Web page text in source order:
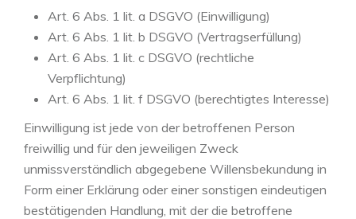
Art. 6 Abs. 1 lit. a DSGVO (Einwilligung)
Art. 6 Abs. 1 lit. b DSGVO (Vertragserfüllung)
Art. 6 Abs. 1 lit. c DSGVO (rechtliche
Verpflichtung)
Art. 6 Abs. 1 lit. f DSGVO (berechtigtes Interesse)
Einwilligung ist jede von der betroffenen Person
freiwillig und für den jeweiligen Zweck
unmissverständlich abgegebene Willensbekundung in
Form einer Erklärung oder einer sonstigen eindeutigen
bestätigenden Handlung, mit der die betroffene